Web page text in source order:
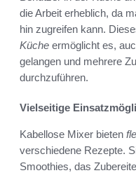
die Arbeit erheblich, da
hin zugreifen kann.
Küche ermöglicht es,
gelangen und mehrere
durchzuführen.
Vielseitige
Kabellose Mixer bieten
verschiedene Rezepte.
Smoothies, das